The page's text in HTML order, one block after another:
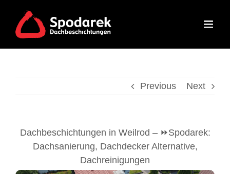
content
Previous Next
Dachbeschichtungen in Weilrod – ⏩Spodarek:
Dachsanierung, Dachdecker Alternative,
Dachreinigungen